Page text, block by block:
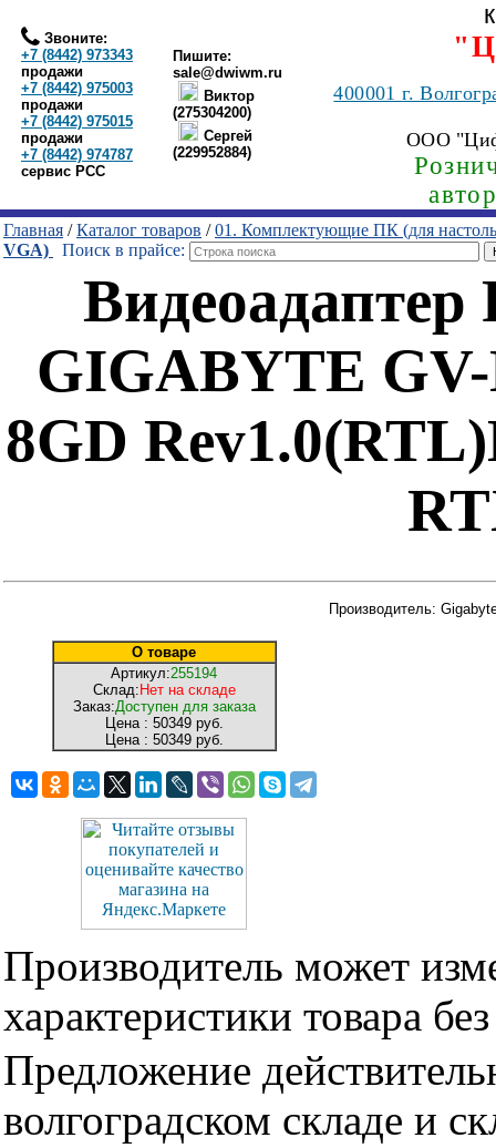
Звоните:
+7 (8442) 973343
продажи
+7 (8442) 975003
продажи
+7 (8442) 975015
продажи
+7 (8442) 974787
сервис РСС
Пишите:
sale@dwiwm.ru
Виктор
(275304200)
Сергей
(229952884)
400001г.
ООО
Главная /Каталог товаров /01. Комплектующие ПК (для
VGA)
Поиск в прайсе:
GIGABYTE
8GD
О товаре
Артикул:255194
Склад: Нет на складе
Заказ:Доступен для заказа
Цена : 50349 руб.
Цена : 50349 руб.
Производитель:
Производитель может
характеристики товара
Предложение
волгоградском складе и